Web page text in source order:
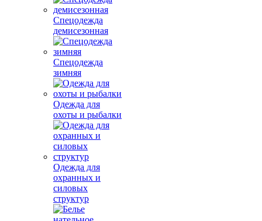
Спецодежда
демисезонная
Спецодежда
зимняя
Одежда для
охоты и рыбалки
Одежда для
охранных и
силовых
структур